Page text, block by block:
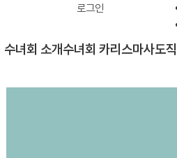
로그인
수녀회 소개수녀회 카리스마사도직